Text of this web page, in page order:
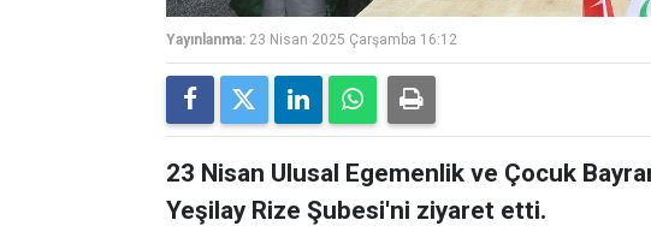
Yayınlanma: 23 Nisan 2025 Çarşamba 16:12
23 Nisan Ulusal Egemenlik ve Çocuk
Yeşilay Rize Şubesi'ni ziyaret etti.